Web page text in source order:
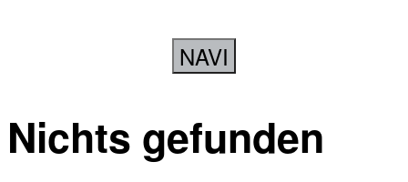
NAVI
Nichts gefunden